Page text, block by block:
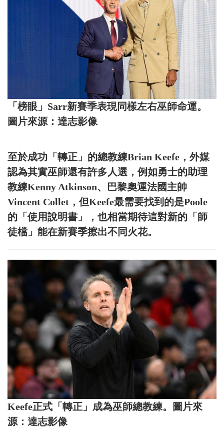
「榜眼」Sarr新賽季表現同樣左右巫師命運。
圖片來源：達志影像
至於成功「轉正」的總教練Brian Keefe，外媒
認為其實巫師還有許多人選，例如勇士的助理
教練Kenny Atkinson、巴黎奧運法國主帥
Vincent Collet，但Keefe最需要找到的是Poole
的「使用說明書」，也相當期待這對新的「師
徒檔」能在新賽季擦出不同火花。
Keefe正式「轉正」成為巫師總教練。圖片來
源：達志影像